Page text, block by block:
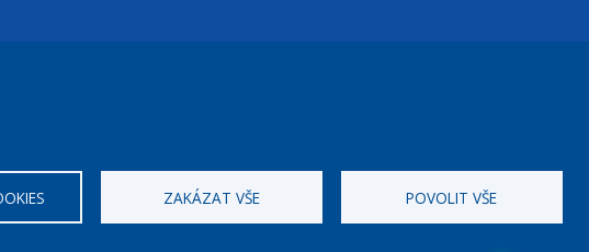
Úřední hodiny
ZAKÁZAT VŠE POVOLIT VŠE